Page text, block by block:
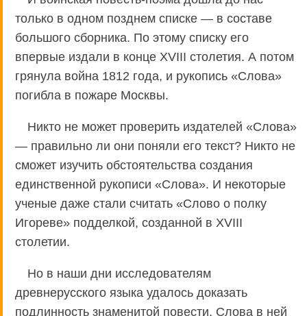
только в одном позднем списке — в составе
большого сборника. По этому списку его
впервые издали в конце XVIII столетия. А потом
грянула война 1812 года, и рукопись «Слова»
погибла в пожаре Москвы.
Никто не может проверить издателей «Слова»
— правильно ли они поняли его текст? Никто не
сможет изучить обстоятельства создания
единственной рукописи «Слова». И некоторые
ученые даже стали считать «Слово о полку
Игореве» подделкой, созданной в XVIII
столетии.
Но в наши дни исследователям
древнерусского языка удалось доказать
подлинность знаменитой повести. Слова в ней